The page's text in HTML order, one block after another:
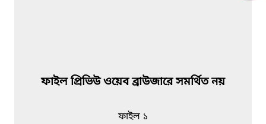
ফাইল প্রিভিউ ওয়েব ব্রাউজারে সমর্থিত নয়
ফাইল ১